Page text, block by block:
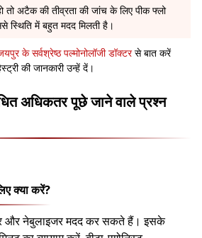
तो अटैक की तीव्रता की जांच के लिए पीक फ्लो
स्थिति में बहुत मदद मिलती है।
के सर्वश्रेष्ठ पल्मोनोलॉजी डॉक्टरसे बात करें
की जानकारी उन्हें दें।
अधिकतर पूछे जाने वाले प्रश्न
क्या करें?
और नेबुलाइजर मदद कर सकते हैं। इसके